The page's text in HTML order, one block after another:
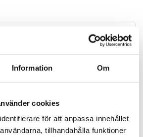
Information Om
cookies
för att anpassa innehållet
tillhandahålla funktioner
på fordon samt andra
Med analog utgång.